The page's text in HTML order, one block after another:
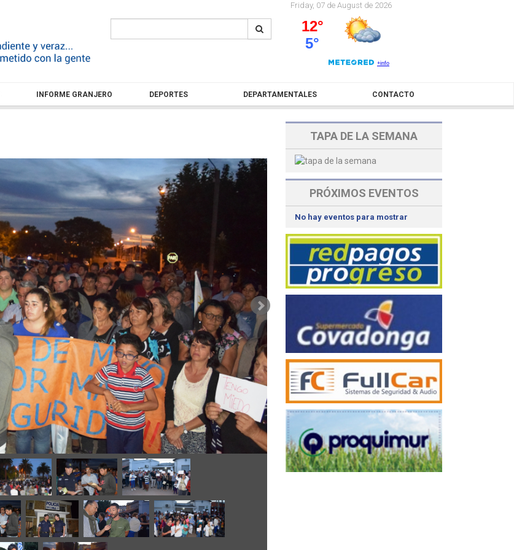
Friday, 07 de August de 2026
INFORME GRANJERO DEPORTES DEPARTAMENTALES CONTACTO
TAPA DE LA SEMANA
PRÓXIMOS EVENTOS
No hay eventos para mostrar